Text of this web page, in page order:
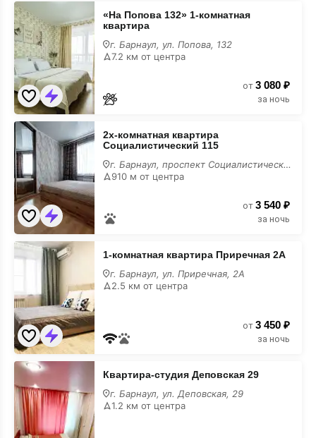
«На
Попова
132»
1-
комнатная
квартира
для
вечеринки
«На Попова 132» 1-комнатная
квартира
г. Барнаул, ул. Попова, 132
7.2 км от центра
от 3 080 ₽
за ночь
2х-
комнатная
квартира
Социалистический
115
для
вечеринки
2х-комнатная квартира
Социалистический 115
г. Барнаул, проспект Социалистический, 115
910 м от центра
от 3 540 ₽
за ночь
1-
комнатная
квартира
Приречная
для
вечеринки
1-комнатная квартира Приречная 2А
г. Барнаул, ул. Приречная, 2А
2.5 км от центра
от 3 450 ₽
за ночь
Квартира-
студия
Деповская
29
для
вечеринки
Квартира-студия Деповская 29
г. Барнаул, ул. Деповская, 29
1.2 км от центра